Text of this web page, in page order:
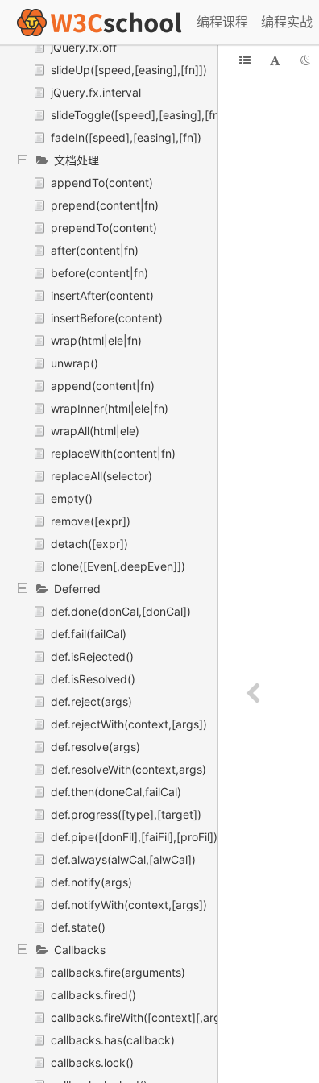
编程课程 编程实战
slideDown([speed],[easing],[fn])
jQuery.fx.off
slideUp([speed,[easing],[fn]])
jQuery.fx.interval
slideToggle([speed],[easing],[fn])
fadeIn([speed],[easing],[fn])
文档处理
appendTo(content)
prepend(content|fn)
prependTo(content)
after(content|fn)
before(content|fn)
insertAfter(content)
insertBefore(content)
wrap(html|ele|fn)
unwrap()
append(content|fn)
wrapInner(html|ele|fn)
wrapAll(html|ele)
replaceWith(content|fn)
replaceAll(selector)
empty()
remove([expr])
detach([expr])
clone([Even[,deepEven]])
Deferred
def.done(donCal,[donCal])
def.fail(failCal)
def.isRejected()
def.isResolved()
def.reject(args)
def.rejectWith(context,[args])
def.resolve(args)
def.resolveWith(context,args)
def.then(doneCal,failCal)
def.progress([type],[target])
def.pipe([donFil],[faiFil],[proFil])
def.always(alwCal,[alwCal])
def.notify(args)
def.notifyWith(context,[args])
def.state()
Callbacks
callbacks.fire(arguments)
callbacks.fired()
callbacks.fireWith([context][,args])
callbacks.has(callback)
callbacks.lock()